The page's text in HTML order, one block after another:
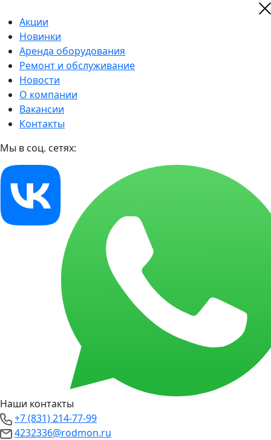
Акции
Новинки
Аренда оборудования
Ремонт и обслуживание
Новости
О компании
Вакансии
Контакты
Мы в соц. сетях:
Наши контакты
+7 (831) 214-77-99
4232336@rodmon.ru